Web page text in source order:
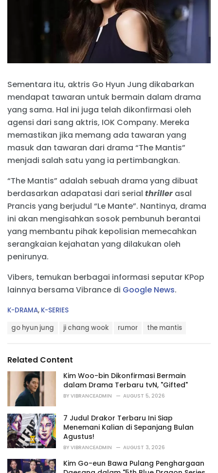
Sementara itu, aktris Go Hyun Jung dikabarkan
mendapat tawaran untuk bermain dalam drama
yang sama. Hal ini juga telah dikonfirmasi oleh
agensi dari sang aktris, IOK Company. Mereka
memastikan jika memang ada tawaran yang
masuk dan tawaran dari drama “The Mantis”
menjadi salah satu yang ia pertimbangkan.
“The Mantis” adalah sebuah drama yang dibuat
berdasarkan adapatasi dari serial thrillerasal
Prancis yang berjudul “Le Mante”. Nantinya, drama
ini akan mengisahkan sosok pembunuh berantai
yang membantu pihak kepolisian memecahkan
serangkaian kejahatan yang dilakukan oleh
penirunya.
Vibers, temukan berbagai informasi seputar KPop
lainnya bersama Vibrance di Google News.
C
r
i
K-DRAMA, K-SERIES
:
go hyun jung ji chang wook rumor the mantis
Related Content
Kim Woo-bin Dikonfirmasi Bermain
dalam Drama Terbaru tvN, "Gifted"
BY VIBRANCEADMIN AUGUST 5, 2026
7 Judul Drakor Terbaru Ini Siap
Menemani Kalian di Sepanjang Bulan
Agustus!
BY VIBRANCEADMIN AUGUST 3, 2026
Kim Go-eun Bawa Pulang Penghargaan